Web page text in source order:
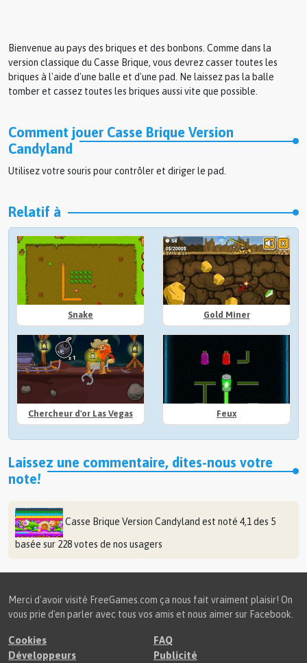
Bienvenue au pays des briques et des bonbons. Comme dans la
version classique du Casse Brique, vous devrez casser toutes les
briques à l'aide d'une balle et d'une pad. Ne laissez pas la balle
tomber et cassez toutes les briques aussi vite que possible.
Comment jouer Casse Brique Version
Candyland
Utilisez votre souris pour contrôler et diriger le pad.
Relatif à
Snake Gold Miner
Chercheur d'or Las Vegas Feux
Laissez une commentaire, dites-nous votre
note!
Casse Brique Version Candyland est noté 4,1 des 5
basée sur 228votes de nos usagers
Merci d'avoir visité FreeGames.com ça nous fait vraiment plaisir! On
vous prie d'en parler avec tous vos amis et nous aimer sur Facebook.
Cookies
FAQ
Développeurs
Publicité